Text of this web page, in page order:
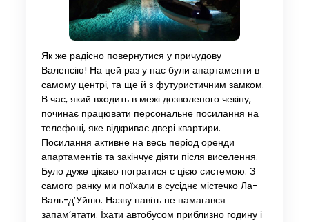
Як же радісно повернутися у причудову
Валенсію! На цей раз у нас були апартаменти в
самому центрі, та ще й з футуристичним замком.
В час, який входить в межі дозволеного чекіну,
починає працювати персональне посилання на
телефоні, яке відкриває двері квартири.
Посилання активне на весь період оренди
апартаментів та закінчує діяти після виселення.
Було дуже цікаво погратися с цією системою. З
самого ранку ми поїхали в сусіднє містечко Ла-
Валь-д’Уйшо. Назву навіть не намагався
запам’ятати. Їхати автобусом приблизно годину і